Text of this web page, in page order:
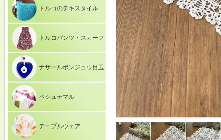
トルコのテキスタイル
トルコパンツ・スカーフ
ナザールボンジュウ目玉
ペシュテマル
テーブルウェア